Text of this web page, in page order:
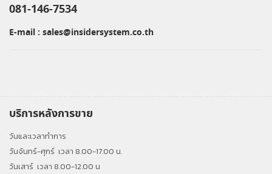
081-146-7534
E-mail : sales@insidersystem.co.th
บริการหลังการขาย
วันและเวลาทำการ
วันจันทร์-ศุกร์ เวลา 8.00-17.00 น.
วันเสาร์ เวลา 8.00-12.00 น